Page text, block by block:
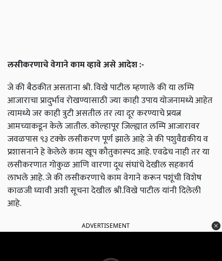
लसीकरणाचे वेगाने काम व्हावे असे आदेश :-
जे की बैठकीत असताना श्री. विखे पाटील म्हणाले की या लम्पि
आजाराचा प्रादुर्भाव रोखण्यासाठी ज्या काही उपाय योजनामध्ये आहेत
त्यामध्ये जर काही त्रुटी असतील तर त्या दूर करण्याचे प्रयत्न
आमच्याकडून केले जातील. कोल्हापूर जिल्ह्यात लम्पि आजारावर
जवळपास ९३ टक्के लसीकरण पूर्ण झाले आहे जे की पशुवैद्यकीय व
प्रशासनाने हे केलेले काम खूप कौतुकास्पद आहे. एवढेच नाही तर या
लसीकरणात गोकुळ आणि वारणा दूध संघांचे देखील सहकार्य
लाभले आहे. जे की लसीकरणाचे काम वेगाने करून पशूंची विशेष
काळजी घ्यावी अशी सूचना देखील श्री.विखे पाटील यांनी दिलेली
आहे.
ADVERTISEMENT